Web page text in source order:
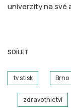
univerzity na své
SDÍLET
tv stisk Brno
zdravotnictví